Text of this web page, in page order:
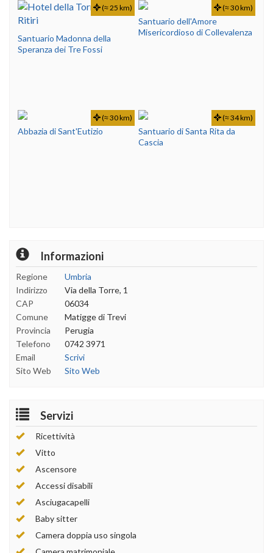
Santuario Madonna della
Speranza dei Tre Fossi
(≈ 25 km)
Santuario dell'Amore
Misericordioso di Collevalenza
(≈ 30 km)
Abbazia di Sant'Eutizio
(≈ 30 km)
Santuario di Santa Rita da
Cascia
(≈ 34 km)
Informazioni
Regione
Umbria
Indirizzo
Via della Torre, 1
CAP
06034
Comune
Matigge di Trevi
Provincia
Perugia
Telefono
0742 3971
Email
Scrivi
Sito Web
Sito Web
Servizi
Ricettività
Vitto
Ascensore
Accessi disabili
Asciugacapelli
Baby sitter
Camera doppia uso singola